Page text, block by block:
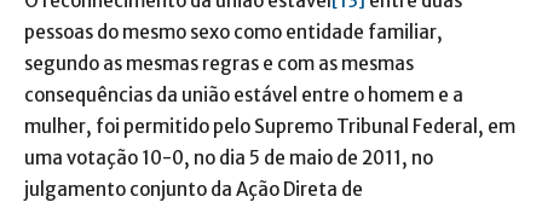
pessoas do mesmo sexo como entidade familiar,
segundo as mesmas regras e com as mesmas
consequências da união estável entre o homem e a
mulher, foi permitido pelo Supremo Tribunal Federal, em
uma votação 10-0, no dia 5 de maio de 2011, no
julgamento conjunto da Ação Direta de